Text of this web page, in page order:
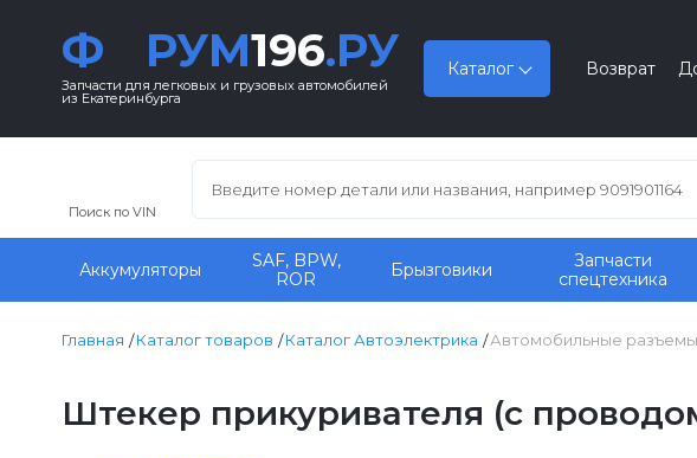
Ф РУМ196.РУ
Запчасти для легковых и грузовых автомобилей
из Екатеринбурга
Каталог Возврат
Поиск по VIN
Аккумуляторы
SAF, BPW,
ROR
Брызговики
Запчасти
спецтехника
Главная Каталог товаров Каталог Автоэлектрика Автомобильные разъемы
Штекер прикуривателя (с